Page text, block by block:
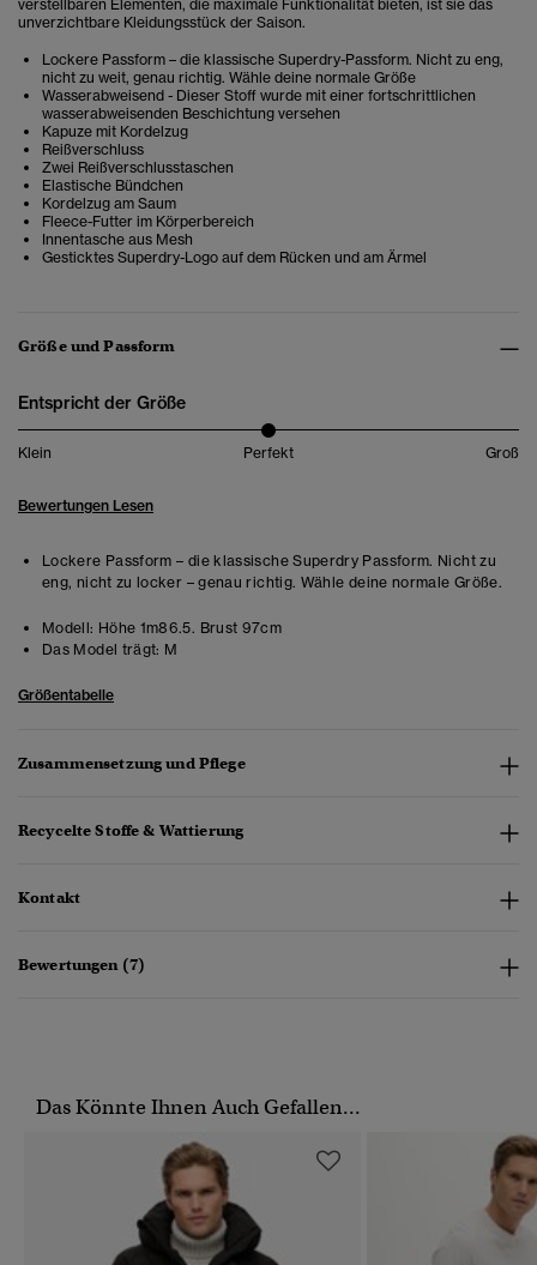
verstellbaren Elementen, die maximale Funktionalität bieten, ist sie das
unverzichtbare Kleidungsstück der Saison.
Lockere Passform – die klassische Superdry-Passform. Nicht zu eng,
nicht zu weit, genau richtig. Wähle deine normale Größe
Wasserabweisend - Dieser Stoff wurde mit einer fortschrittlichen
wasserabweisenden Beschichtung versehen
Kapuze mit Kordelzug
Reißverschluss
Zwei Reißverschlusstaschen
Elastische Bündchen
Kordelzug am Saum
Fleece-Futter im Körperbereich
Innentasche aus Mesh
Gesticktes Superdry-Logo auf dem Rücken und am Ärmel
Größe und Passform
Entspricht der Größe
Klein Perfekt Groß
Bewertungen Lesen
Lockere Passform – die klassische Superdry Passform. Nicht zu
eng, nicht zu locker – genau richtig. Wähle deine normale Größe.
Modell: Höhe 1m86.5. Brust 97cm
Das Model trägt: M
Größentabelle
Zusammensetzung und Pflege
Recycelte Stoffe & Wattierung
Kontakt
Bewertungen (7)
Das Könnte Ihnen Auch Gefallen...